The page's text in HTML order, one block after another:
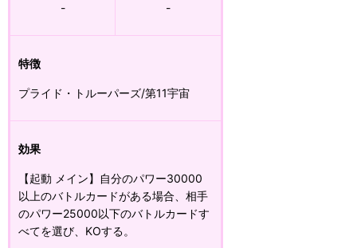
- -
特徴
プライド・トルーパーズ/第11宇宙
効果
【起動 メイン】自分のパワー30000
以上のバトルカードがある場合、相手
のパワー25000以下のバトルカードす
べてを選び、KOする。